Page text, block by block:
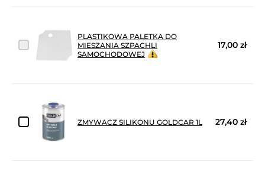
PLASTIKOWA PALETKA DO
MIESZANIA SZPACHLI
SAMOCHODOWEJ
17,00 zł
ZMYWACZ SILIKONU GOLDCAR 1L 27,40 zł